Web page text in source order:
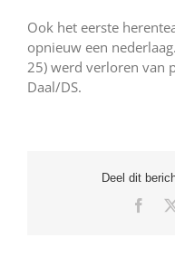
Ook het eerste
opnieuw een
25) werd verloren van
Daal/DS.
Deel dit